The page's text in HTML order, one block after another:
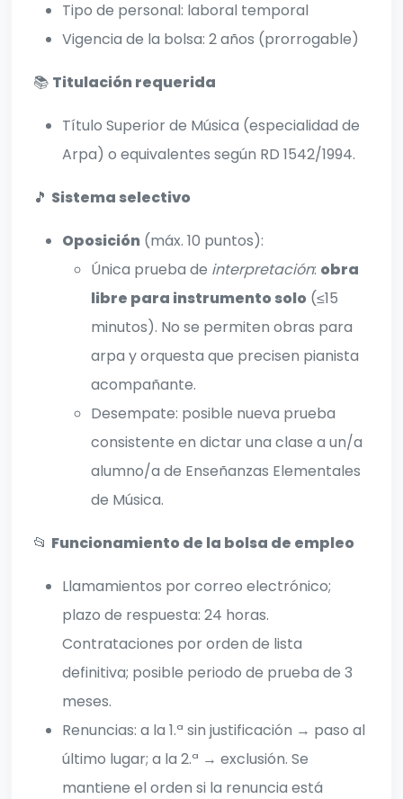
Tipo de personal: laboral temporal
Vigencia de la bolsa: 2 años (prorrogable)
📚 Titulación requerida
Título Superior de Música (especialidad de
Arpa) o equivalentes según RD 1542/1994.
🎵 Sistema selectivo
Oposición (máx. 10 puntos):
Única prueba de interpretación: obra
libre para instrumento solo (≤15
minutos). No se permiten obras para
arpa y orquesta que precisen pianista
acompañante.
Desempate: posible nueva prueba
consistente en dictar una clase a un/a
alumno/a de Enseñanzas Elementales
de Música.
📂 Funcionamiento de la bolsa de empleo
Llamamientos por correo electrónico;
plazo de respuesta: 24 horas.
Contrataciones por orden de lista
definitiva; posible periodo de prueba de 3
meses.
Renuncias: a la 1.ª sin justificación → paso al
último lugar; a la 2.ª → exclusión. Se
mantiene el orden si la renuncia está